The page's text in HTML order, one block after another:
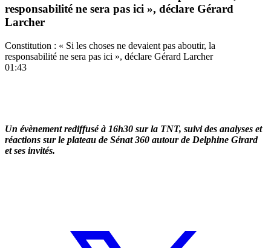
responsabilité ne sera pas ici », déclare Gérard
Larcher
Constitution : « Si les choses ne devaient pas aboutir, la
responsabilité ne sera pas ici », déclare Gérard Larcher
01:43
Un évènement rediffusé à 16h30 sur la TNT, suivi des analyses et
réactions sur le plateau de Sénat 360 autour de Delphine Girard
et ses invités.